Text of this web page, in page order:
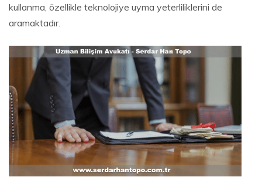
kullanma, özellikle teknolojiye uyma yeterliliklerini de
aramaktadır.